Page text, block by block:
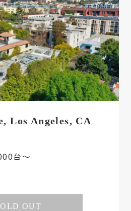
Los Angeles, CA
台〜
OUT